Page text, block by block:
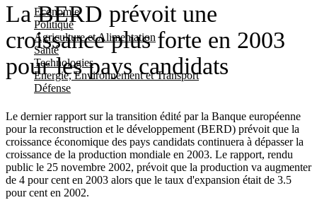
Economie
Politique
Agriculture et Alimentation
Santé
Technologies
Energie, Environnement et Transport
Défense
La BERD prévoit une
croissance plus forte en 2003
pour les pays candidats
Le dernier rapport sur la transition édité par la Banque européenne
pour la reconstruction et le développement (BERD) prévoit que la
croissance économique des pays candidats continuera à dépasser la
croissance de la production mondiale en 2003. Le rapport, rendu
public le 25 novembre 2002, prévoit que la production va augmenter
de 4 pour cent en 2003 alors que le taux d'expansion était de 3.5
pour cent en 2002.